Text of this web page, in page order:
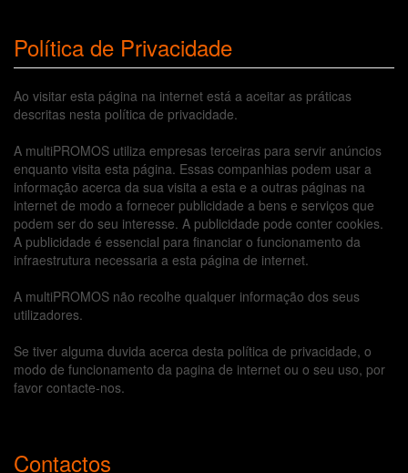
Política de Privacidade
Ao visitar esta página na internet está a aceitar as práticas
descritas nesta política de privacidade.
A multiPROMOS utiliza empresas terceiras para servir anúncios
enquanto visita esta página. Essas companhias podem usar a
informação acerca da sua visita a esta e a outras páginas na
internet de modo a fornecer publicidade a bens e serviços que
podem ser do seu interesse. A publicidade pode conter cookies.
A publicidade é essencial para financiar o funcionamento da
infraestrutura necessaria a esta página de internet.
A multiPROMOS não recolhe qualquer informação dos seus
utilizadores.
Se tiver alguma duvida acerca desta política de privacidade, o
modo de funcionamento da pagina de internet ou o seu uso, por
favor contacte-nos.
Contactos